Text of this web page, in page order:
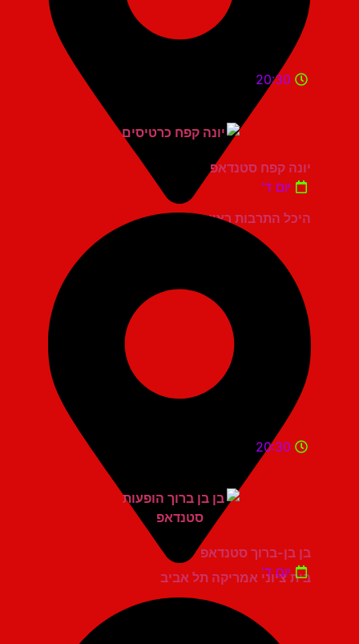
היכל התרבות ראשון לציון
20:30
יונה קפח סטנדאפ
יום ד'
בית ציוני אמריקה תל אביב
20:30
בן בן-ברוך סטנדאפ
יום ד'